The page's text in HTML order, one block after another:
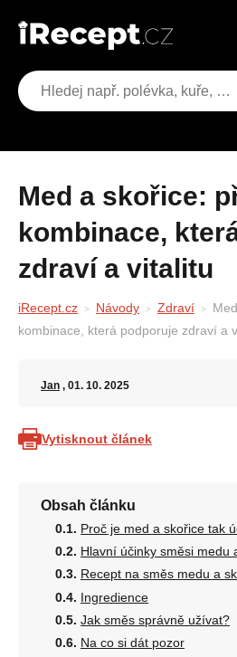
Med a skořice: přírodní
kombinace,
zdraví a vitalitu
iRecept.cz Návody Zdraví
kombinace, která podporuje zdraví a
Jan , 01. 10. 2025
Vytisknout článek
Obsah článku
Proč je med a skořice tak
Hlavní účinky směsi medu
Recept na směs medu a
Ingredience
Jak směs správně užívat?
Na co si dát pozor